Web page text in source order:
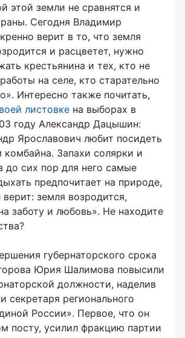
этой земли не сравнятся и
Сегодня Владимир
верит в то, что земля
и расцветет, нужно
крестьянина и тех, кто не
на селе, кто старательно
Интересно также почитать,
листовке на выборах в
году Александр Дацышин:
Ярославович любит посидеть
комбайна. Запахи солярки и
до сих пор для него самые
предпочитает на природе,
земля возродится,
заботу и любовь». Не находите
губернаторского срока
Юрия Шалимова повысили
должности, наделив
секретаря регионального
России». Первое, что он
посту, усилил фракцию партии